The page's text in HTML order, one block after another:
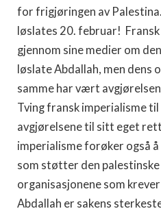
for frigjøringen av
løslates 20. februar!
gjennom sine medier om
løslate Abdallah, men dens
samme har vært
Tving fransk imperialisme
avgjørelsene til sitt eget
imperialisme forøker også
som støtter den
organisasjonene som
Abdallah er sakens